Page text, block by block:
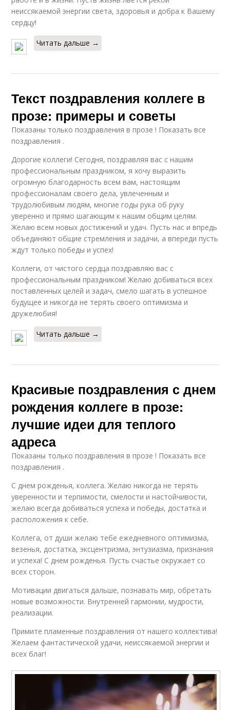
неиссякаемой энергии света, здоровья и добра к Вашему
сердцу!
Читать дальше →
Текст поздравления коллеге в
прозе: примеры и советы
Показаны только поздравления в прозе ! Показать все
поздравления .
Дорогие коллеги! Сегодня, поздравляя вас с нашим
профессиональным праздником, я хочу выразить
огромную благодарность всем вам, настоящим
профессионалам своего дела, увлеченным и
трудолюбивым людям, многие годы рука об руку
уверенно и прямо шагающим к нашим общим целям.
Желаю всем новых достижений и удач. Пусть нас и впредь
объединяют общие стремления и задачи, а впереди пусть
ждут только победы и успех!
Коллеги, от чистого сердца поздравляю вас с
профессиональным праздником! Желаю добиваться всех
поставленных целей и задач, смело шагать в успешное
будущее и никогда не терять своего оптимизма и
дружелюбия!
Читать дальше →
Красивые поздравления с днем
рождения коллеге в прозе:
лучшие идеи для теплого
адреса
Показаны только поздравления в прозе ! Показать все
поздравления .
С днем рожденья, коллега. Желаю никогда не терять
уверенности и терпимости, смелости и настойчивости,
желаю всегда добиваться успеха и победы, достатка и
расположения к себе.
Коллега, от души желаю тебе ежедневного оптимизма,
везенья, достатка, эксцентризма, энтузиазма, признания
и успеха! С днем рожденья. Пусть счастье окружает со
всех сторон.
Мотивации двигаться дальше, познавать мир, обретать
новые возможности. Внутренней гармонии, мудрости,
реализации.
Примите пламенные поздравления от нашего коллектива!
Желаем фантастической удачи, неиссякаемой энергии и
всех благ!